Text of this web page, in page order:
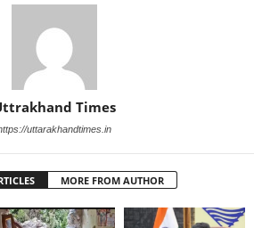
Times
uttarakhandtimes.in
MORE FROM AUTHOR